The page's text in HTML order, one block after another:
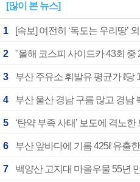
[많이 본 뉴스]
1
2 "올해 코스피 사이드카 43회 중
3 부산 주유소 휘발유 평균가 ℓ
4
5
6 부산 앞바다에 기름 425ℓ 유출
7 백양산 고지대 마을우물 55년